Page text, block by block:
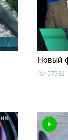
Новый
57581